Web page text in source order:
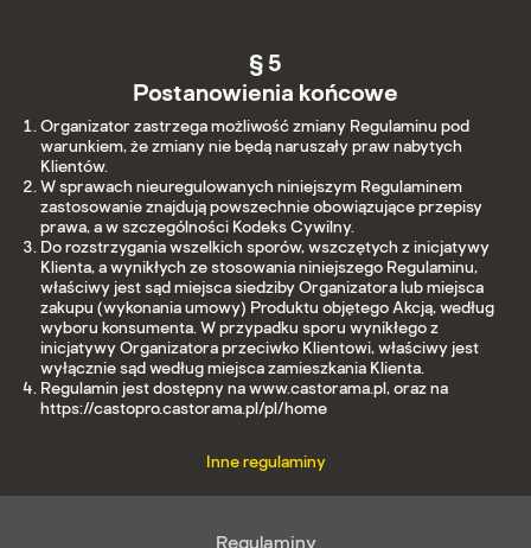
§ 5
Postanowienia końcowe
Organizator zastrzega możliwość zmiany Regulaminu pod
warunkiem, że zmiany nie będą naruszały praw nabytych
Klientów.
W sprawach nieuregulowanych niniejszym Regulaminem
zastosowanie znajdują powszechnie obowiązujące przepisy
prawa, a w szczególności Kodeks Cywilny.
Do rozstrzygania wszelkich sporów, wszczętych z inicjatywy
Klienta, a wynikłych ze stosowania niniejszego Regulaminu,
właściwy jest sąd miejsca siedziby Organizatora lub miejsca
zakupu (wykonania umowy) Produktu objętego Akcją, według
wyboru konsumenta. W przypadku sporu wynikłego z
inicjatywy Organizatora przeciwko Klientowi, właściwy jest
wyłącznie sąd według miejsca zamieszkania Klienta.
Regulamin jest dostępny na www.castorama.pl, oraz na
https://castopro.castorama.pl/pl/home
Inne regulaminy
Regulaminy